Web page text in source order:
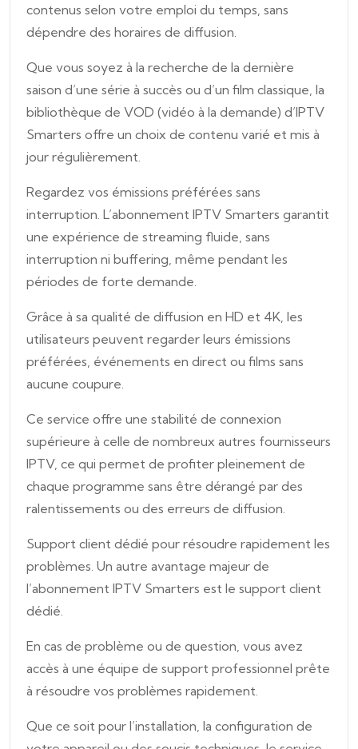
contenus selon votre emploi du temps, sans
dépendre des horaires de diffusion.
Que vous soyez à la recherche de la dernière
saison d’une série à succès ou d’un film classique, la
bibliothèque de VOD (vidéo à la demande) d’IPTV
Smarters offre un choix de contenu varié et mis à
jour régulièrement.
Regardez vos émissions préférées sans
interruption. L’abonnement IPTV Smarters garantit
une expérience de streaming fluide, sans
interruption ni buffering, même pendant les
périodes de forte demande.
Grâce à sa qualité de diffusion en HD et 4K, les
utilisateurs peuvent regarder leurs émissions
préférées, événements en direct ou films sans
aucune coupure.
Ce service offre une stabilité de connexion
supérieure à celle de nombreux autres fournisseurs
IPTV, ce qui permet de profiter pleinement de
chaque programme sans être dérangé par des
ralentissements ou des erreurs de diffusion.
Support client dédié pour résoudre rapidement les
problèmes. Un autre avantage majeur de
l’abonnement IPTV Smarters est le support client
dédié.
En cas de problème ou de question, vous avez
accès à une équipe de support professionnel prête
à résoudre vos problèmes rapidement.
Que ce soit pour l’installation, la configuration de